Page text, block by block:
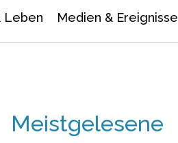
Leben Medien & Ereignisse
Meistgelesene